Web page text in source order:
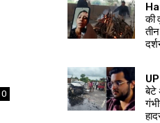
0
की
बेटे